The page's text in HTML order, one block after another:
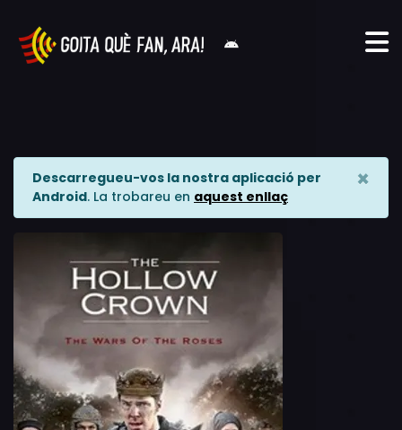
Descarregueu-vos la nostra aplicació per
Android. La trobareu en aquest enllaç
×